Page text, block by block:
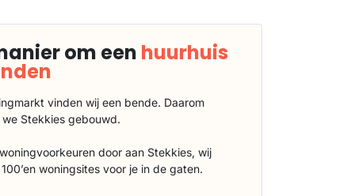
om een huurhuis
vinden wij een bende. Daarom
Stekkies gebouwd.
door aan Stekkies, wij
woningsites voor je in de gaten.